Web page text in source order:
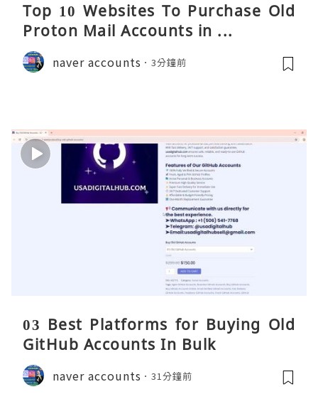
Top 10 Websites To Purchase Old
Proton Mail Accounts in ...
naver accounts 3分鐘前
03 Best Platforms for Buying Old
GitHub Accounts In Bulk
naver accounts 31分鐘前